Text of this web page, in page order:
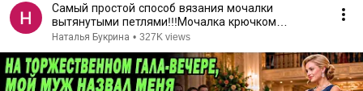
Самый простой способ вязания мочалки
вытянутыми петлями!!!Мочалка крючком
,вытянутыми петлями
Наталья Букрина • 327K views